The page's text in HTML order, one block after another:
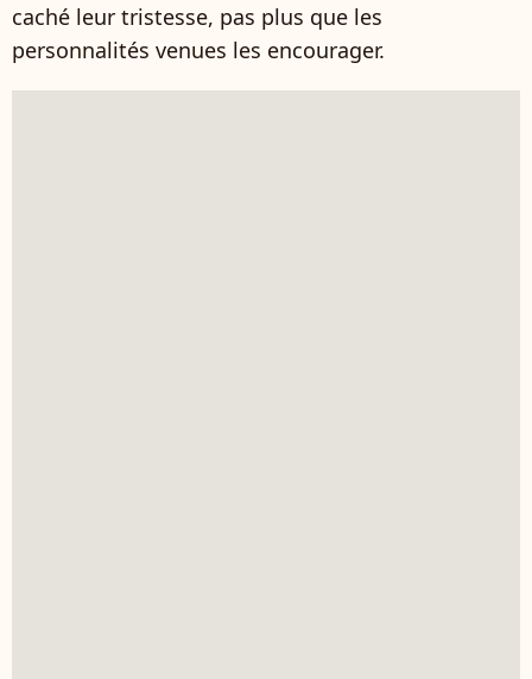
caché leur tristesse, pas plus que les
personnalités venues les encourager.